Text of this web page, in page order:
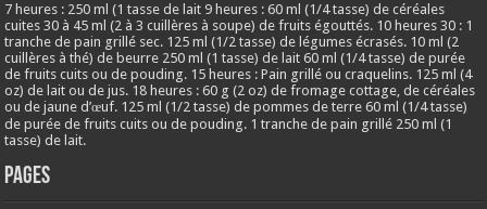
7 heures : 250 ml (1 tasse de lait 9 heures : 60 ml (1/4 tasse) de céréales
cuites 30 à 45 ml (2 à 3 cuillères à soupe) de fruits égouttés. 10 heures 30 : 1
tranche de pain grillé sec. 125 ml (1/2 tasse) de légumes écrasés. 10 ml (2
cuillères à thé) de beurre 250 ml (1 tasse) de lait 60 ml (1/4 tasse) de purée
de fruits cuits ou de pouding. 15 heures : Pain grillé ou craquelins. 125 ml (4
oz) de lait ou de jus. 18 heures : 60 g (2 oz) de fromage cottage, de céréales
ou de jaune d’œuf. 125 ml (1/2 tasse) de pommes de terre 60 ml (1/4 tasse)
de purée de fruits cuits ou de pouding. 1 tranche de pain grillé 250 ml (1
tasse) de lait.
Pages